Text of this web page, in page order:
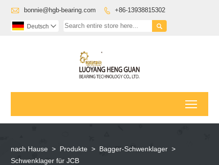
 bonnie@hgb-bearing.com  +86-13938815302

Deutsch 
nach Hause > Produkte > Bagger-Schwenklager >
Schwenklager für JCB